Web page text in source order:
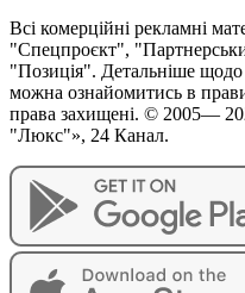
Всі комерційні рекламні
"Спецпроєкт",
"Позиція". Детальніше
можна ознайомитись в
права захищені. © 2005—
"Люкс"», 24 Канал.